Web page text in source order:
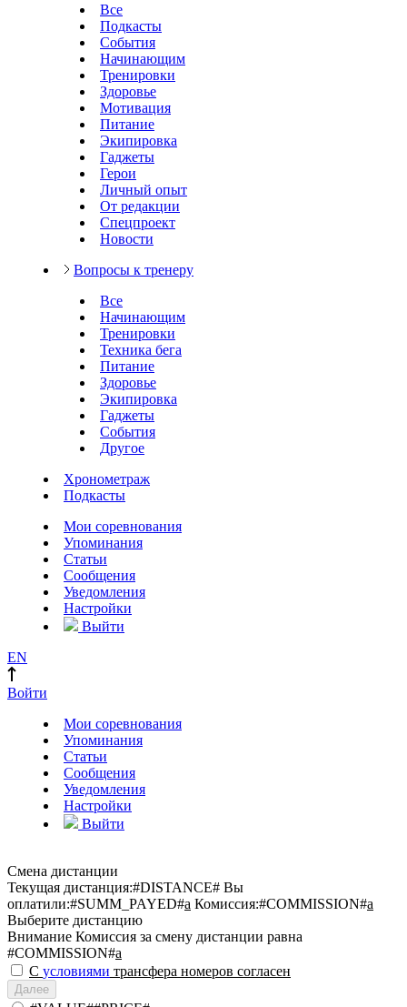
Все
Подкасты
События
Начинающим
Тренировки
Здоровье
Мотивация
Питание
Экипировка
Гаджеты
Герои
Личный опыт
От редакции
Спецпроект
Новости
Вопросы к тренеру
Все
Начинающим
Тренировки
Техника бега
Питание
Здоровье
Экипировка
Гаджеты
События
Другое
Хронометраж
Подкасты
Мои соревнования
Упоминания
Статьи
Сообщения
Уведомления
Настройки
Выйти
EN
Войти
Мои соревнования
Упоминания
Статьи
Сообщения
Уведомления
Настройки
Выйти
Смена дистанции
Текущая дистанция:#DISTANCE# Вы
оплатили:#SUMM_PAYED#a Комиссия:#COMMISSION#a
Выберите дистанцию
Внимание Комиссия за смену дистанции равна
#COMMISSION#a
С условиями трансфера номеров согласен
Далее